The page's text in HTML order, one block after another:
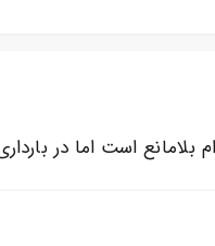
بلامانع است اما در